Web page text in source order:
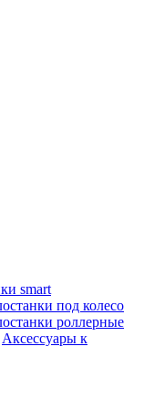
smart
под колесо
роллерные
Аксессуары к